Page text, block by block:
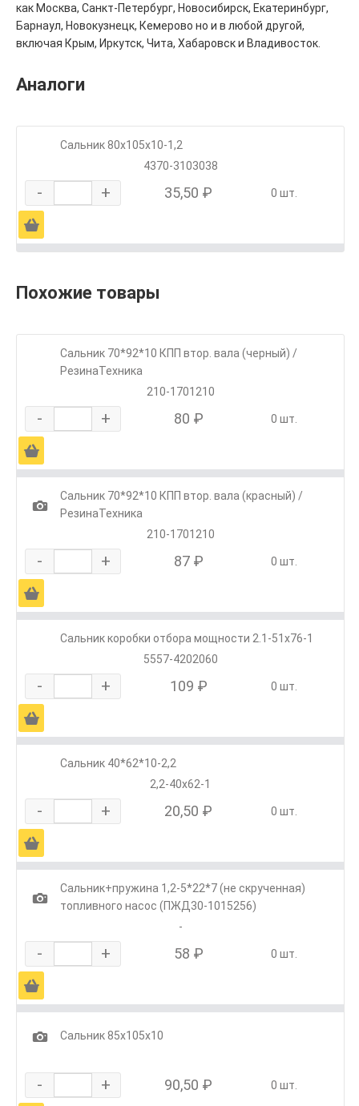
как Москва, Санкт-Петербург, Новосибирск, Екатеринбург,
Барнаул, Новокузнецк, Кемерово но и в любой другой,
включая Крым, Иркутск, Чита, Хабаровск и Владивосток.
Аналоги
Сальник 80х105х10-1,2
4370-3103038
- + 35,50 ₽ 0 шт.
Ä
Похожие товары
Сальник 70*92*10 КПП втор. вала (черный) /
РезинаТехника
210-1701210
- + 80 ₽ 0 шт.
Ä
1
Сальник 70*92*10 КПП втор. вала (красный) /
РезинаТехника
210-1701210
- + 87 ₽ 0 шт.
Ä
Сальник коробки отбора мощности 2.1-51х76-1
5557-4202060
- + 109 ₽ 0 шт.
Ä
Сальник 40*62*10-2,2
2,2-40х62-1
- + 20,50 ₽ 0 шт.
Ä
1
Сальник+пружина 1,2-5*22*7 (не скрученная)
топливного насос (ПЖД30-1015256)
-
- + 58 ₽ 0 шт.
Ä
1 Сальник 85х105х10
- + 90,50 ₽ 0 шт.